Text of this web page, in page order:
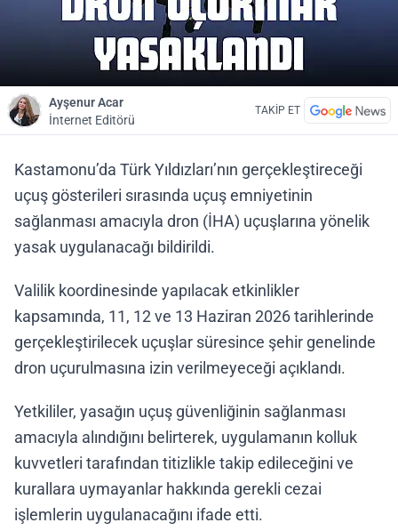
Ayşenur Acar
İnternet Editörü
TAKİP ET
Kastamonu’da Türk Yıldızları’nın gerçekleştireceği
uçuş gösterileri sırasında uçuş emniyetinin
sağlanması amacıyla dron (İHA) uçuşlarına yönelik
yasak uygulanacağı bildirildi.
Valilik koordinesinde yapılacak etkinlikler
kapsamında, 11, 12 ve 13 Haziran 2026 tarihlerinde
gerçekleştirilecek uçuşlar süresince şehir genelinde
dron uçurulmasına izin verilmeyeceği açıklandı.
Yetkililer, yasağın uçuş güvenliğinin sağlanması
amacıyla alındığını belirterek, uygulamanın kolluk
kuvvetleri tarafından titizlikle takip edileceğini ve
kurallara uymayanlar hakkında gerekli cezai
işlemlerin uygulanacağını ifade etti.